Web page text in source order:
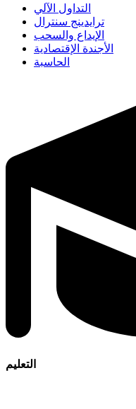
التداول الآلي
ترايدينج سنترال
الإيداع والسحب
الأجندة الإقتصادية
الحاسبة
التعليم